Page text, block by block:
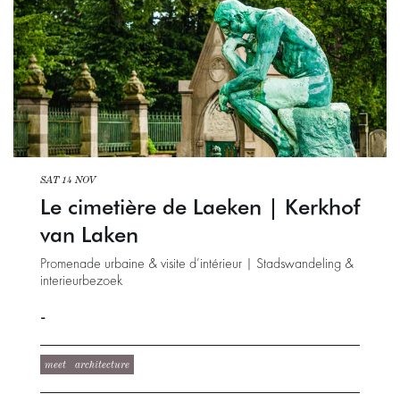
Le cimetière de Laeken | Kerkhof
van Laken
Promenade urbaine & visite d’intérieur | Stadswandeling &
interieurbezoek
SAT 14 NOV
-
meet architecture